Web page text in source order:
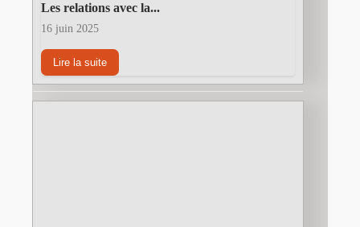
Les relations avec la...
16 juin 2025
Lire la suite